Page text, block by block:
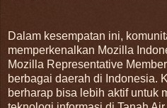
Dalam kesempatan ini,
memperkenalkan Mozilla
Mozilla Representative
berbagai daerah di Indonesia.
berharap bisa lebih aktif untuk